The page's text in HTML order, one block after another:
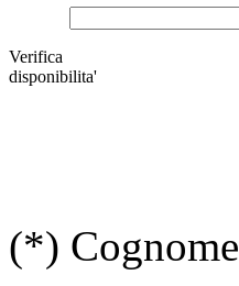
Verifica
disponibilita'
(*) Cognome